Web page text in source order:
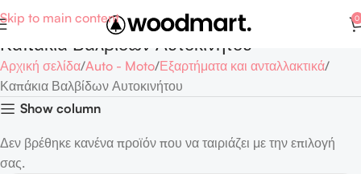
Skip to main content 0
Καπάκια Βαλβίδων Αυτοκινήτου
Αρχική σελίδα Auto - Moto Εξαρτήματα και ανταλλακτικά
Καπάκια Βαλβίδων Αυτοκινήτου
Show column
Δεν βρέθηκε κανένα προϊόν που να ταιριάζει με την επιλογή
σας.